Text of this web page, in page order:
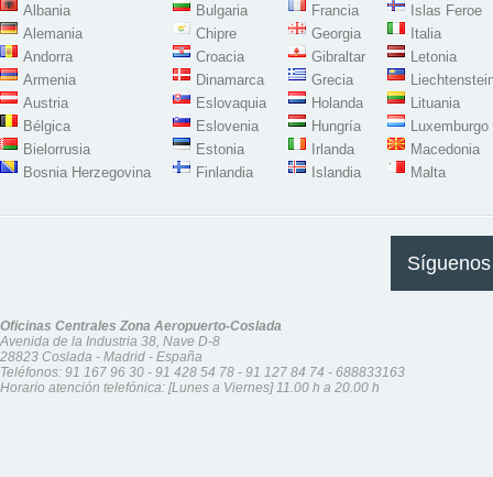
Albania
Alemania
Andorra
Armenia
Austria
Bélgica
Bielorrusia
Bosnia Herzegovina
Bulgaria
Chipre
Croacia
Dinamarca
Eslovaquia
Eslovenia
Estonia
Finlandia
Francia
Georgia
Gibraltar
Grecia
Holanda
Hungría
Irlanda
Islandia
Islas Feroe
Italia
Letonia
Lituania
Luxemburgo
Macedonia
Malta
Oficinas Centrales Zona Aeropuerto-Coslada
Avenida de la Industria 38, Nave D-8
28823 Coslada - Madrid - España
Teléfonos: 91 167 96 30 - 91 428 54 78 - 91 127 84 74 - 688833163
Horario atención telefónica: [Lunes a Viernes] 11.00 h a 20.00 h